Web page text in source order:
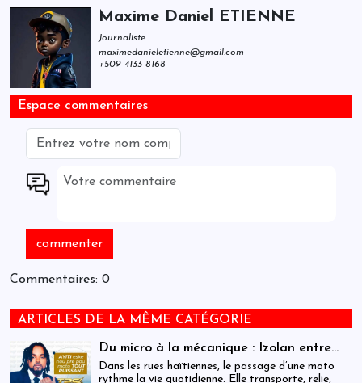
Maxime Daniel ETIENNE
Journaliste
maximedanieletienne@gmail.com
+509 4133-8168
Espace commentaires
Commentaires: 0
ARTICLES DE LA MÊME CATÉGORIE
Du micro à la mécanique : Izolan entre
dans l’univers des motocyclettes en Haïti
Dans les rues haïtiennes, le passage d’une moto
rythme la vie quotidienne. Elle transporte, relie,